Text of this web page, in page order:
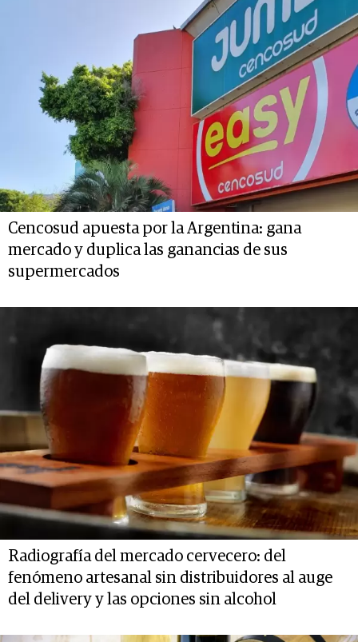
Cencosud apuesta por la Argentina: gana
mercado y duplica las ganancias de sus
supermercados
Radiografía del mercado cervecero: del
fenómeno artesanal sin distribuidores al auge
del delivery y las opciones sin alcohol